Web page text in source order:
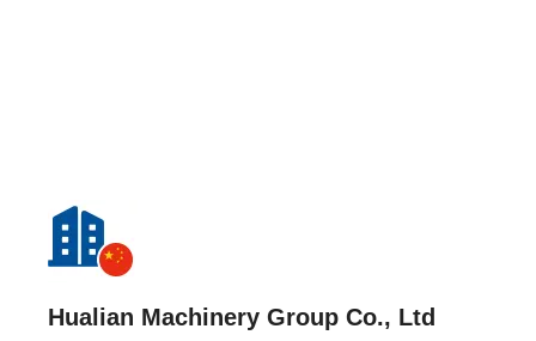
Hualian Machinery Group Co., Ltd